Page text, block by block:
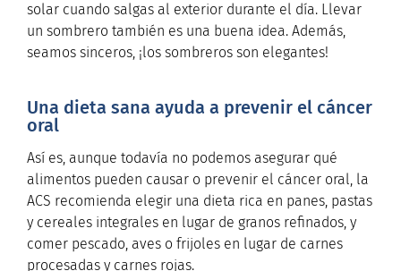
solar cuando salgas al exterior durante el día. Llevar
un sombrero también es una buena idea. Además,
seamos sinceros, ¡los sombreros son elegantes!
Una dieta sana ayuda a prevenir el cáncer
oral
Así es, aunque todavía no podemos asegurar qué
alimentos pueden causar o prevenir el cáncer oral, la
ACS recomienda elegir una dieta rica en panes, pastas
y cereales integrales en lugar de granos refinados, y
comer pescado, aves o frijoles en lugar de carnes
procesadas y carnes rojas.